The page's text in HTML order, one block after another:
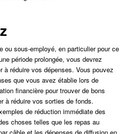
ou sous-employé, en particulier pour ce
période prolongée, vous devrez
à réduire vos dépenses. Vous pouvez
que vous avez établie lors de
financière pour trouver de bons
à réduire vos sorties de fonds.
de réduction immédiate des
choses telles que les repas au